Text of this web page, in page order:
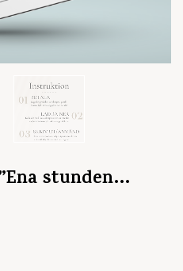
stunden…